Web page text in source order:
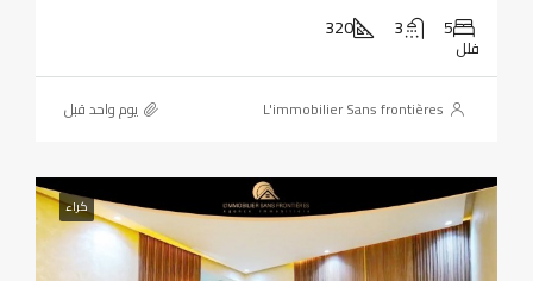
5
3
320
فلل
L'immobilier Sans frontières ‏يوم واحد قبل
كراء